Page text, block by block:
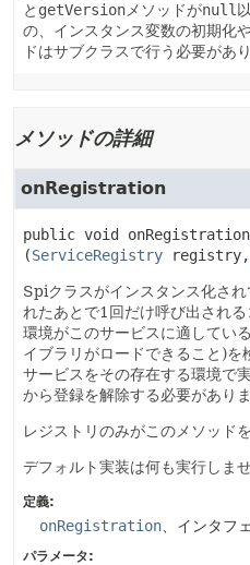
と getVersion メソッドがnull
の、インスタンス変数の初期化
ドはサブクラスで行う必要があり
メソッドの詳細
onRegistration
public void
onRegistration
(ServiceRegistry registry,
Spiクラスがインスタンス化され
れたあとで1回だけ呼び出される
環境がこのサービスに適してい
イブラリがロードできること)を
サービスをその存在する環境で
から登録を解除する必要がありま
レジストリのみがこのメソッド
デフォルト実装は何も実行しませ
定義:
onRegistration 、インタフ
パラメータ: